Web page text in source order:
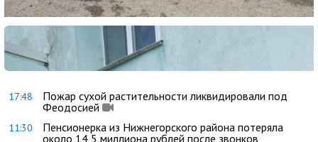
17:48
Пожар сухой растительности ликвидировали под
Феодосией
11:30
Пенсионерка из Нижнегорского района потеряла
около 14,5 миллиона рублей после звонков